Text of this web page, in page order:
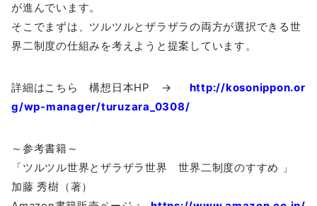
が進んでいます。
そこでまずは、ツルツルとザラザラの両方が選択できる世
界二制度の仕組みを考えようと提案しています。
詳細はこちら 構想日本HP → http://kosonippon.or
g/wp-manager/turuzara_0308/
～参考書籍～
「ツルツル世界とザラザラ世界 世界二制度のすすめ 」
加藤 秀樹（著）